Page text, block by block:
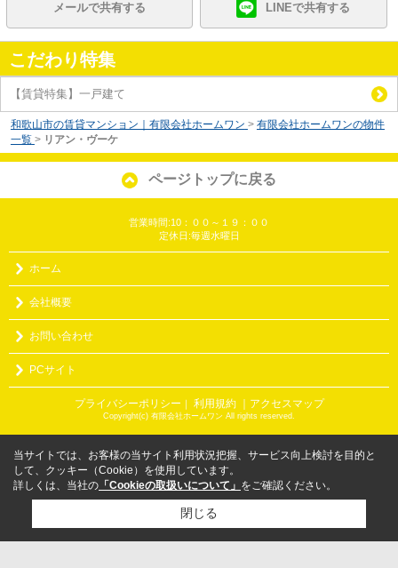
メールで共有する LINEで共有する
こだわり特集
【賃貸特集】一戸建て
和歌山市の賃貸マンション｜有限会社ホームワン > 有限会社ホームワンの物件
一覧 > リアン・ヴーケ
ページトップに戻る
営業時間:10：００～１９：００
定休日:毎週水曜日
ホーム
会社概要
お問い合わせ
PCサイト
プライバシーポリシー 利用規約 ｜アクセスマップ
Copyright(c) 有限会社ホームワン All rights reserved.
当サイトでは、お客様の当サイト利用状況把握、サービス向上検討を目的と
して、クッキー（Cookie）を使用しています。
詳しくは、当社の 「Cookieの取扱いについて」 をご確認ください。
閉じる